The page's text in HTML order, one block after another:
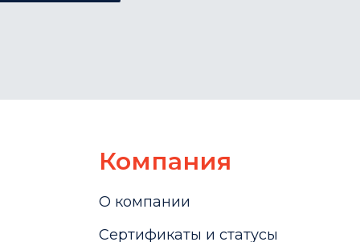
Компания
О компании
Сертификаты и статусы